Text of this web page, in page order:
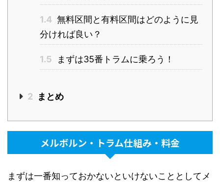
1.4 無料区間と有料区間はどのように見
分ければ良い？
1.5 まずは35番トラムに乗ろう！
2 まとめ
メルボルン・トラム仕組み・料金
まずは一番知っておかないといけないこととしてメ